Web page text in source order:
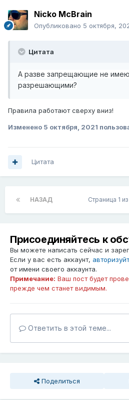
Nicko McBrain
Опубликовано 5 октября,
Цитата
А разве запрещающие не
разрешающими?
Правила работают сверху вниз!
Изменено 5 октября, 2021
Цитата
НАЗАД Страница 1 из
Присоединяйтесь к
Вы можете написать сейчас и
Если у вас есть аккаунт,
от имени своего аккаунта.
Примечание: Ваш пост будет
прежде чем станет видимым.
Ответить в этой теме...
Поделиться